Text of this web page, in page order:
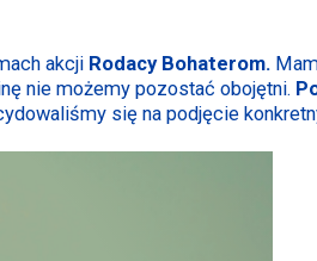
akcji Rodacy Bohaterom.
nie możemy pozostać obojętni.
się na podjęcie